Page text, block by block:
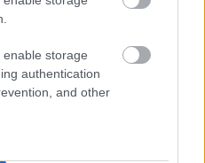
storage
authentication
and other
:D